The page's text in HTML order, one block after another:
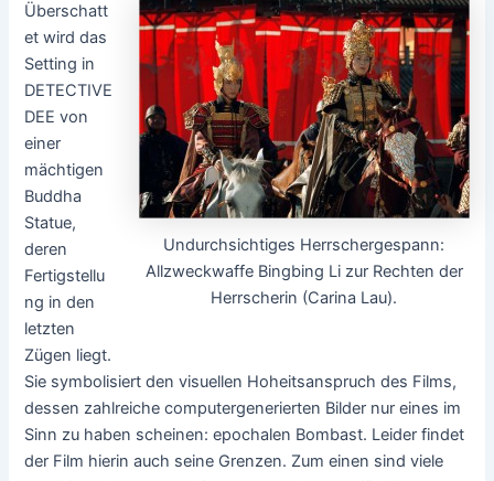
Undurchsichtiges Herrschergespann:
Allzweckwaffe Bingbing Li zur Rechten der
Herrscherin (Carina Lau).
Überschatt
et wird das
Setting in
DETECTIVE
DEE von
einer
mächtigen
Buddha
Statue,
deren
Fertigstellu
ng in den
letzten
Zügen liegt.
Sie symbolisiert den visuellen Hoheitsanspruch des Films,
dessen zahlreiche computergenerierten Bilder nur eines im
Sinn zu haben scheinen: epochalen Bombast. Leider findet
der Film hierin auch seine Grenzen. Zum einen sind viele